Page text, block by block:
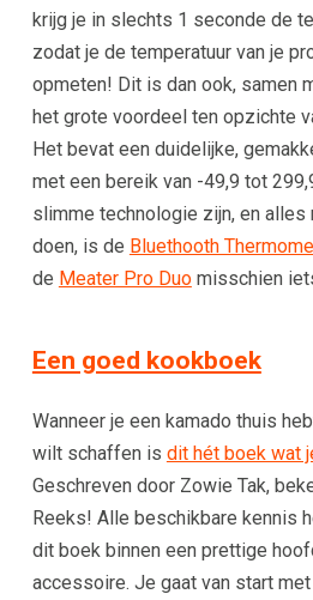
krijg je in slechts 1 seconde de
zodat je de temperatuur van je
opmeten! Dit is dan ook, samen
het grote voordeel ten opzichte
Het bevat een duidelijke,
met een bereik van -49,9 tot
slimme technologie zijn, en
doen, is de Bluethooth
de Meater Pro Duomisschien
Een goed kookboek
Wanneer je een kamado thuis
wilt schaffen is dit hét boek wat
Geschreven door Zowie Tak,
Reeks! Alle beschikbare kennis
dit boek binnen een prettige
accessoire. Je gaat van start